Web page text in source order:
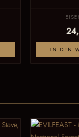
IN DEN